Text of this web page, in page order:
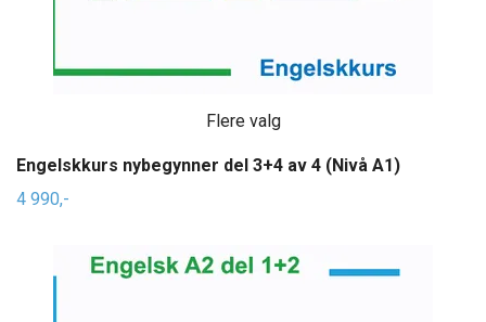
Flere valg
Engelskkurs nybegynner del 3+4 av 4 (Nivå A1)
4 990,-